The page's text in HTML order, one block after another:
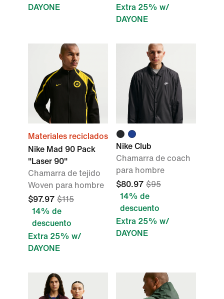
DAYONE
Extra 25% w/
DAYONE
Materiales reciclados
Nike Mad 90 Pack
"Laser 90"
Chamarra de tejido
Woven para hombre
$97.97 $115
14% de
descuento
Extra 25% w/
DAYONE
Nike Club
Chamarra de coach
para hombre
$80.97 $95
14% de
descuento
Extra 25% w/
DAYONE